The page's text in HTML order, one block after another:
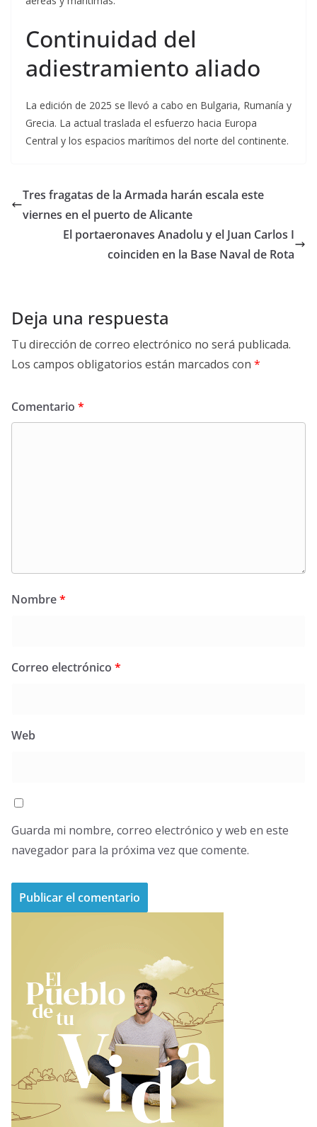
Continuidad del
adiestramiento aliado
La edición de 2025 se llevó a cabo en Bulgaria, Rumanía y
Grecia. La actual traslada el esfuerzo hacia Europa
Central y los espacios marítimos del norte del continente.
Tres fragatas de la Armada harán escala este
viernes en el puerto de Alicante
El portaeronaves Anadolu y el Juan Carlos I
coinciden en la Base Naval de Rota
Deja una respuesta
Tu dirección de correo electrónico no será publicada.
Los campos obligatorios están marcados con *
Comentario *
Nombre*
Correo electrónico *
Web
Guarda mi nombre, correo electrónico y web en este
navegador para la próxima vez que comente.
n
a
i
v
e